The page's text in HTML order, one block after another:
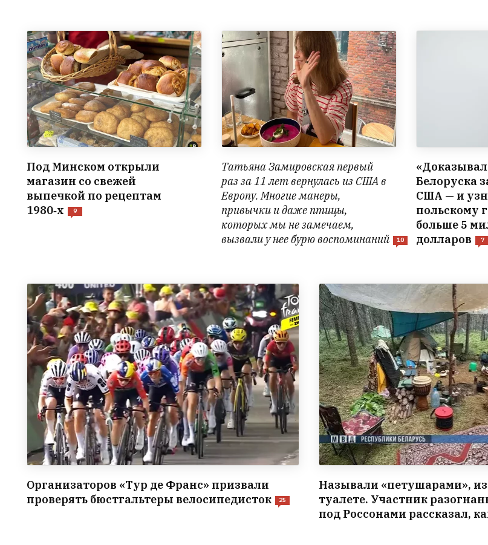
Под Минском открыли
магазин со свежей
выпечкой по рецептам
1980‑х
9
Татьяна Замировская первый
раз за 11 лет вернулась из США в
Европу. Многие манеры,
привычки и даже птицы,
которых мы не замечаем,
вызвали у нее бурю воспоминаний
10
Белоруска
США — и
польскому
больше 5
долларов
7
Организаторов «Тур де Франс» призвали
проверять бюстгальтеры велосипедисток
25
Называли «петушарами»,
туалете. Участник
под Россонами рассказал,